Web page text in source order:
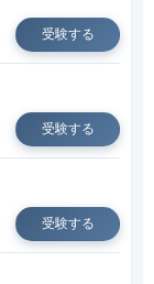
受験する
受験する
受験する